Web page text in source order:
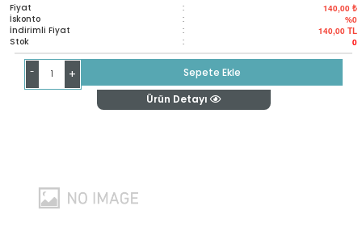
Fiyat : 140,00 ₺
İskonto : %0
İndirimli Fiyat : 140,00 TL
Stok : 0
- +
Sepete Ekle
Ürün Detayı